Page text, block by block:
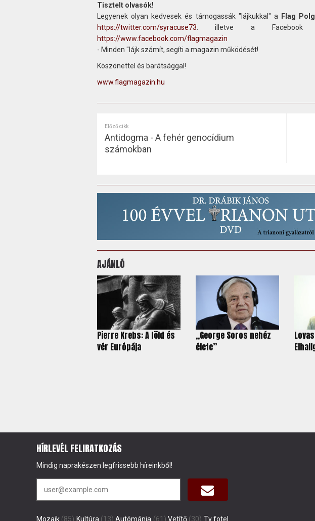
Tisztelt olvasók!
Legyenek olyan kedvesek és támogassák "lájkukkal" a
Flag
https://twitter.com/syracuse73 . illetve a Facebook
https://www.facebook.com/flagmagazin
- Minden "lájk számít, segíti a magazin működését!
Köszönettel és barátsággal!
www.flagmagazin.hu
Előző cikk
Antidogma - A fehér genocídium
számokban
AJÁNLÓ
Pierre Krebs: A föld és
vér Európája
„George Soros nehéz
élete”
HÍRLEVÉL FELIRATKOZÁS
Mindig naprakészen legfrissebb híreinkből!
Mozaik (85) Kultúra (13) Autómánia (61) Vetítő (30) Tv fotel